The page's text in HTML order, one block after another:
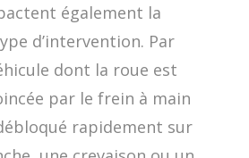
également la
d’intervention. Par
dont la roue est
par le frein à main
rapidement sur